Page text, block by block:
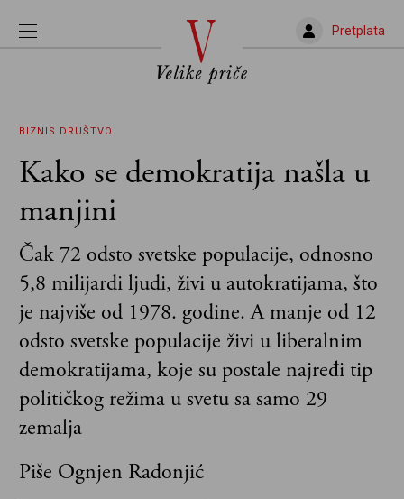
Pretplata
BIZNIS DRUŠTVO
Kako se demokratija našla u
manjini
Čak 72 odsto svetske populacije, odnosno
5,8 milijardi ljudi, živi u autokratijama, što
je najviše od 1978. godine. A manje od 12
odsto svetske populacije živi u liberalnim
demokratijama, koje su postale najređi tip
političkog režima u svetu sa samo 29
zemalja
Piše Ognjen Radonjić